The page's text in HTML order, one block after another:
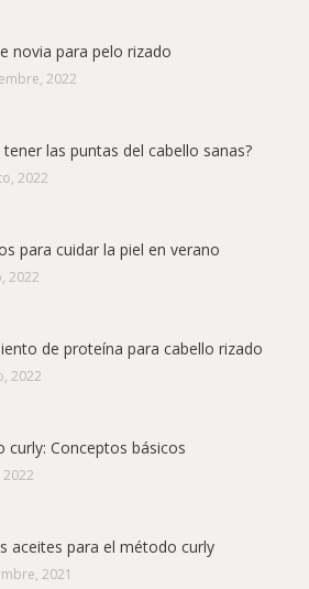
novia para pelo rizado
2022
tener las puntas del cabello sanas?
2022
para cuidar la piel en verano
2022
de proteína para cabello rizado
2022
curly: Conceptos básicos
aceites para el método curly
2021